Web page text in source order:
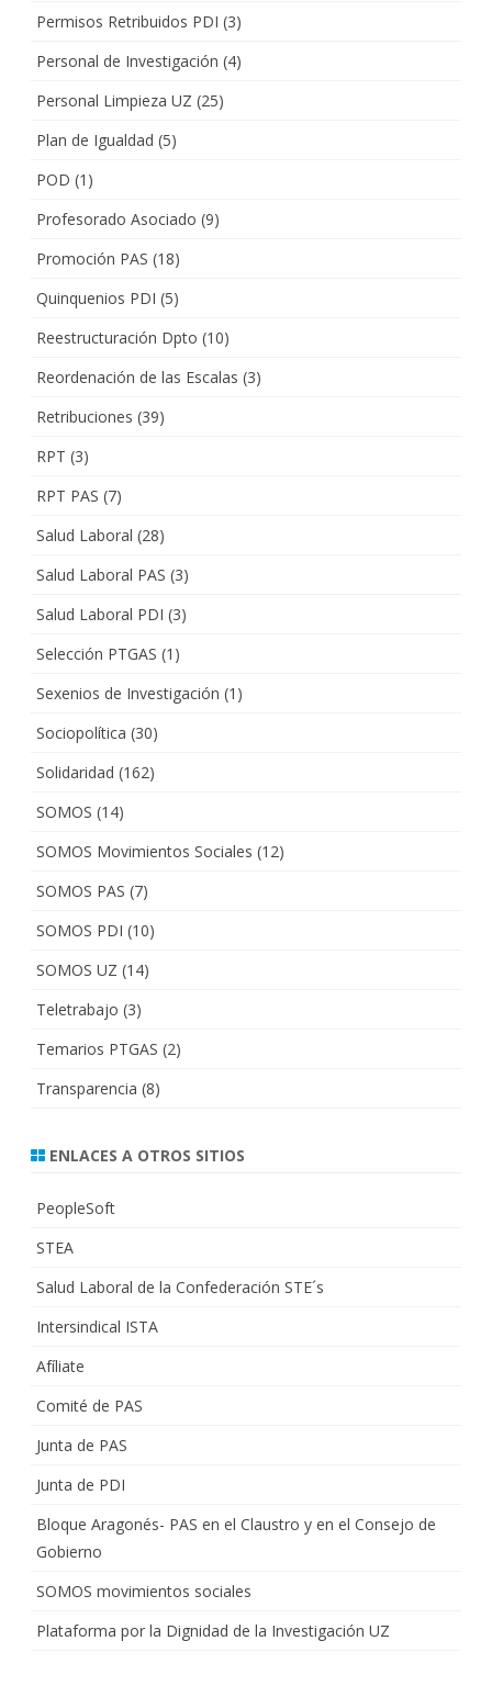
Permisos Retribuidos PDI (3)
Personal de Investigación (4)
Personal Limpieza UZ (25)
Plan de Igualdad (5)
POD (1)
Profesorado Asociado (9)
Promoción PAS (18)
Quinquenios PDI (5)
Reestructuración Dpto (10)
Reordenación de las Escalas (3)
Retribuciones (39)
RPT (3)
RPT PAS (7)
Salud Laboral (28)
Salud Laboral PAS (3)
Salud Laboral PDI (3)
Selección PTGAS (1)
Sexenios de Investigación (1)
Sociopolítica (30)
Solidaridad (162)
SOMOS (14)
SOMOS Movimientos Sociales (12)
SOMOS PAS (7)
SOMOS PDI (10)
SOMOS UZ (14)
Teletrabajo (3)
Temarios PTGAS (2)
Transparencia (8)
ENLACES A OTROS SITIOS
PeopleSoft
STEA
Salud Laboral de la Confederación STE´s
Intersindical ISTA
Afíliate
Comité de PAS
Junta de PAS
Junta de PDI
Bloque Aragonés- PAS en el Claustro y en el Consejo de
Gobierno
SOMOS movimientos sociales
Plataforma por la Dignidad de la Investigación UZ